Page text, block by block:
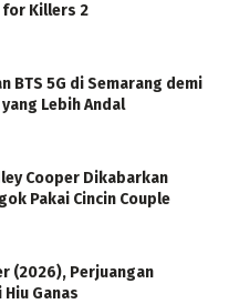
for Killers 2
BTS 5G di Semarang demi
Lebih Andal
Cooper Dikabarkan
Pakai Cincin Couple
(2026), Perjuangan
Ganas